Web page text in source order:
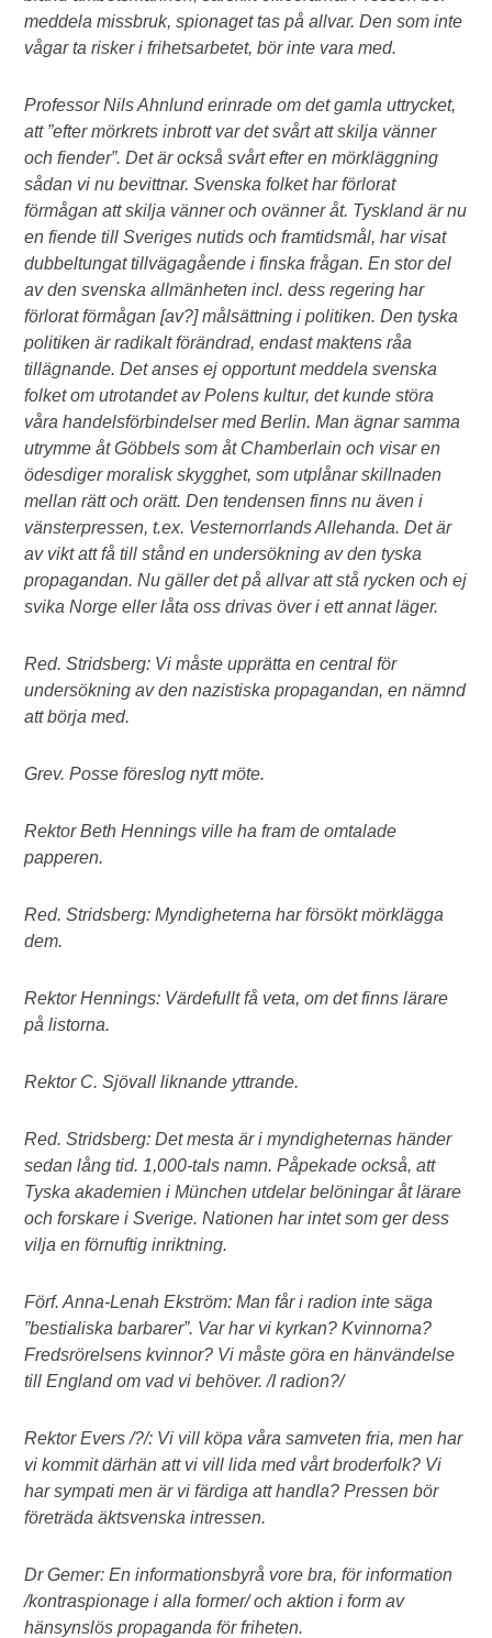
meddela missbruk, spionaget tas på allvar. Den som inte
vågar ta risker i frihetsarbetet, bör inte vara med.
Professor Nils Ahnlund erinrade om det gamla uttrycket,
att ”efter mörkrets inbrott var det svårt att skilja vänner
och fiender”. Det är också svårt efter en mörkläggning
sådan vi nu bevittnar. Svenska folket har förlorat
förmågan att skilja vänner och ovänner åt. Tyskland är nu
en fiende till Sveriges nutids och framtidsmål, har visat
dubbeltungat tillvägagående i finska frågan. En stor del
av den svenska allmänheten incl. dess regering har
förlorat förmågan [av?] målsättning i politiken. Den tyska
politiken är radikalt förändrad, endast maktens råa
tillägnande. Det anses ej opportunt meddela svenska
folket om utrotandet av Polens kultur, det kunde störa
våra handelsförbindelser med Berlin. Man ägnar samma
utrymme åt Göbbels som åt Chamberlain och visar en
ödesdiger moralisk skygghet, som utplånar skillnaden
mellan rätt och orätt. Den tendensen finns nu även i
vänsterpressen, t.ex. Vesternorrlands Allehanda. Det är
av vikt att få till stånd en undersökning av den tyska
propagandan. Nu gäller det på allvar att stå rycken och ej
svika Norge eller låta oss drivas över i ett annat läger.
Red. Stridsberg: Vi måste upprätta en central för
undersökning av den nazistiska propagandan, en nämnd
att börja med.
Grev. Posse föreslog nytt möte.
Rektor Beth Hennings ville ha fram de omtalade
papperen.
Red. Stridsberg: Myndigheterna har försökt mörklägga
dem.
Rektor Hennings: Värdefullt få veta, om det finns lärare
på listorna.
Rektor C. Sjövall liknande yttrande.
Red. Stridsberg: Det mesta är i myndigheternas händer
sedan lång tid. 1,000-tals namn. Påpekade också, att
Tyska akademien i München utdelar belöningar åt lärare
och forskare i Sverige. Nationen har intet som ger dess
vilja en förnuftig inriktning.
Förf. Anna-Lenah Ekström: Man får i radion inte säga
”bestialiska barbarer”. Var har vi kyrkan? Kvinnorna?
Fredsrörelsens kvinnor? Vi måste göra en hänvändelse
till England om vad vi behöver. /I radion?/
Rektor Evers /?/: Vi vill köpa våra samveten fria, men har
vi kommit därhän att vi vill lida med vårt broderfolk? Vi
har sympati men är vi färdiga att handla? Pressen bör
företräda äktsvenska intressen.
Dr Gemer: En informationsbyrå vore bra, för information
/kontraspionage i alla former/ och aktion i form av
hänsynslös propaganda för friheten.